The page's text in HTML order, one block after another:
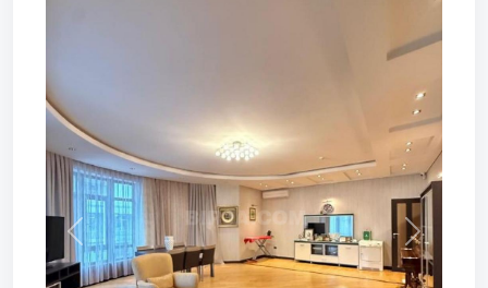
Prev Next